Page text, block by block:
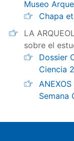
Museo
Chapa
LA
sobre el
Dossier
Ciencia
Semana